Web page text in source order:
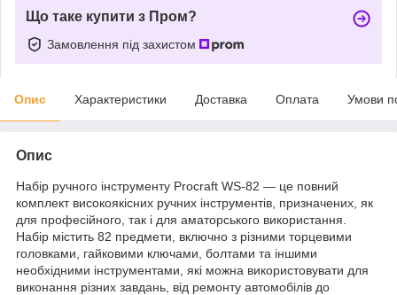
Що таке купити з Пром?
Замовлення під захистом
Опис Характеристики Доставка Оплата Умови
Опис
Набір ручного інструменту Procraft WS-82 ― це повний
комплект високоякісних ручних інструментів, призначених, як
для професійного, так і для аматорського використання.
Набір містить 82 предмети, включно з різними торцевими
головками, гайковими ключами, болтами та іншими
необхідними інструментами, які можна використовувати для
виконання різних завдань, від ремонту автомобілів до